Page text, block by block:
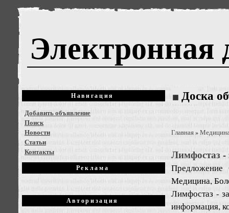
Электронная
Навигация
Добавить объявление
Поиск
Новости
Статьи
Контакты
Реклама
Авторизация
Доска
Главная»
Лимфостаз
Предложение
Медицина,
Лимфостаз -
информация,